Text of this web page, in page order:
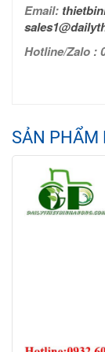
Email:
Hotline/Zalo :
SẢN PHẨM